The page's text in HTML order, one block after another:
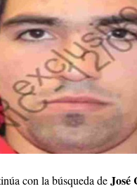
con la búsqueda deJosé